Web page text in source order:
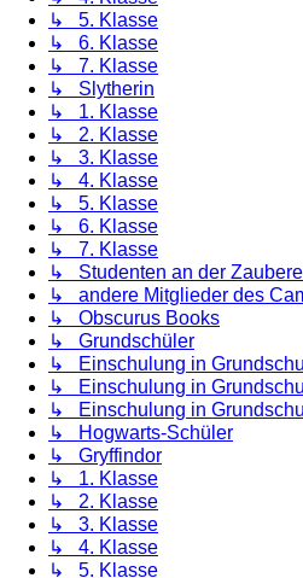
↳ 5. Klasse
↳ 6. Klasse
↳ 7. Klasse
↳ Slytherin
↳ 1. Klasse
↳ 2. Klasse
↳ 3. Klasse
↳ 4. Klasse
↳ 5. Klasse
↳ 6. Klasse
↳ 7. Klasse
↳ Studenten an der
↳ andere Mitglieder des
↳ Obscurus Books
↳ Grundschüler
↳ Einschulung in
↳ Einschulung in
↳ Einschulung in
↳ Hogwarts-Schüler
↳ Gryffindor
↳ 1. Klasse
↳ 2. Klasse
↳ 3. Klasse
↳ 4. Klasse
↳ 5. Klasse